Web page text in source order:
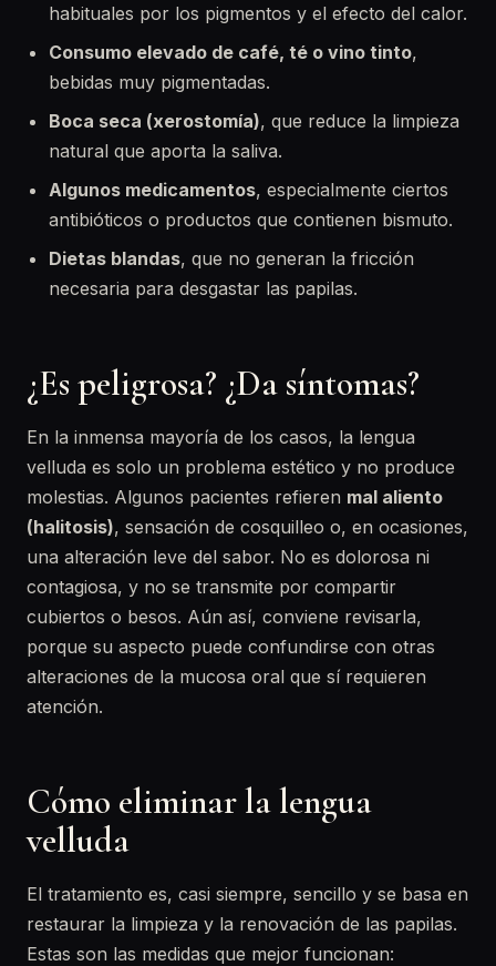
habituales por los pigmentos y el efecto del calor.
Consumo elevado de café, té o vino tinto,
bebidas muy pigmentadas.
Boca seca (xerostomía), que reduce la limpieza
natural que aporta la saliva.
Algunos medicamentos, especialmente ciertos
antibióticos o productos que contienen bismuto.
Dietas blandas, que no generan la fricción
necesaria para desgastar las papilas.
¿Es peligrosa? ¿Da síntomas?
En la inmensa mayoría de los casos, la lengua
velluda es solo un problema estético y no produce
molestias. Algunos pacientes refieren mal aliento
(halitosis), sensación de cosquilleo o, en ocasiones,
una alteración leve del sabor. No es dolorosa ni
contagiosa, y no se transmite por compartir
cubiertos o besos. Aún así, conviene revisarla,
porque su aspecto puede confundirse con otras
alteraciones de la mucosa oral que sí requieren
atención.
Cómo eliminar la lengua
velluda
El tratamiento es, casi siempre, sencillo y se basa en
restaurar la limpieza y la renovación de las papilas.
Estas son las medidas que mejor funcionan: